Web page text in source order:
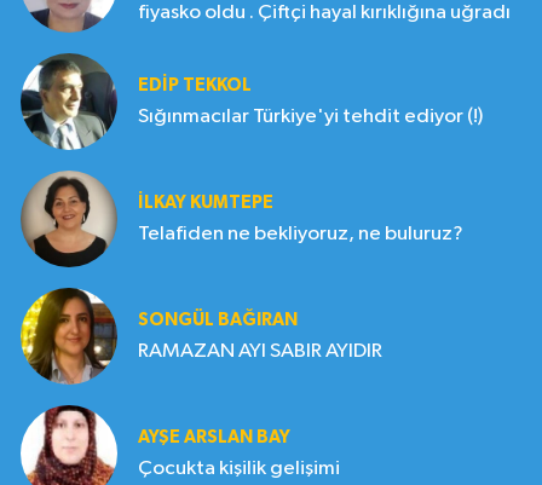
fiyasko oldu . Çiftçi hayal kırıklığına uğradı
EDIP TEKKOL
Sığınmacılar Türkiye'yi tehdit ediyor (!)
İLKAY KUMTEPE
Telafiden ne bekliyoruz, ne buluruz?
SONGÜL BAĞIRAN
RAMAZAN AYI SABIR AYIDIR
AYŞE ARSLAN BAY
Çocukta kişilik gelişimi